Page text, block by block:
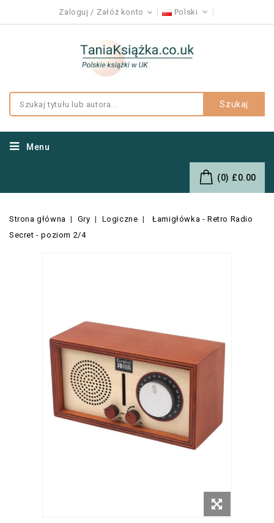
Zaloguj Załóż konto Polski
Szukaj
Menu
(0) £0.00
Strona główna Gry Logiczne
Łamigłówka - Retro Radio
Secret - poziom 2/4